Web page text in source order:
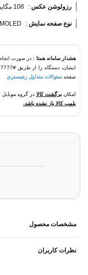
رزولوشن عکس : 108 مگاپیکسل
نوع صفحه نمایش :
هشدار سامانه همتا
: در صورت
صفحه سئوالات متداول رجیستری
امکانبرگشت کالا در گروه موبایل
پلمپ کالا باز نشده باشد.
مشخصات محصول
نظرات کاربران